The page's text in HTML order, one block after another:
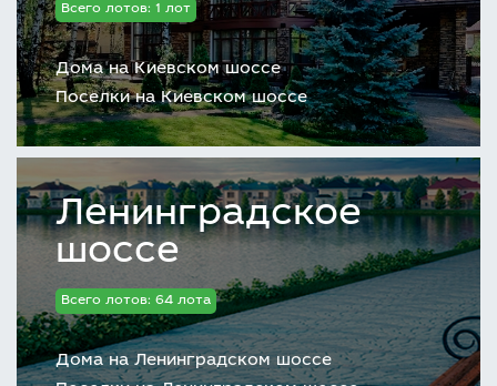
Всего лотов: 1 лот
Дома на Киевском шоссе
Поселки на Киевском шоссе
Ленинградское
шоссе
Всего лотов: 64 лота
Дома на Ленинградском шоссе